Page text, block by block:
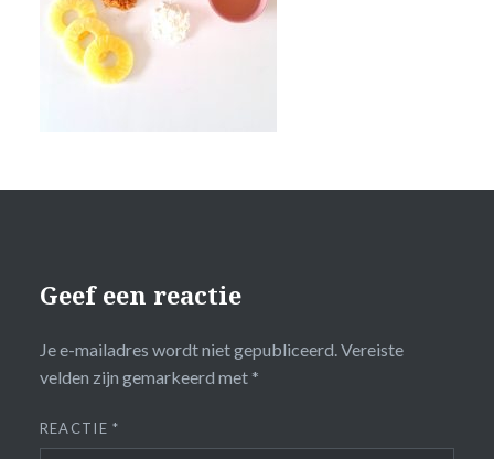
Geef een reactie
Je e-mailadres wordt niet gepubliceerd.Vereiste
velden zijn gemarkeerd met *
REACTIE*